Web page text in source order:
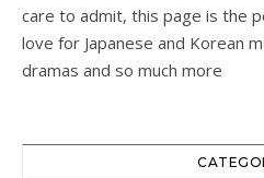
care to admit, this page is the
love for Japanese and Korean
dramas and so much more